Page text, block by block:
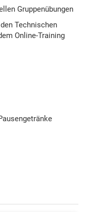
Gruppenübungen
Technischen
Online-Training